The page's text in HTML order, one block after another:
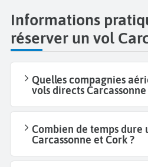
Informations
réserver un vol
Quelles compagnies
vols directs Carcassonne
Combien de temps dure
Carcassonne et Cork ?